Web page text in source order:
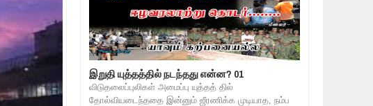
இறுதி யுத்தத்தில் நடந்தது என்ன? 01
விடுதலைப்புலிகள் அமைப்பு யுத்தத் தில்
தோல்வியடைந்ததை இன்னும் ஜீரணிக்க முடியாத, நம்ப